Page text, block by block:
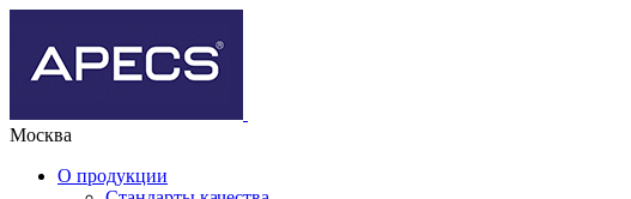
Москва
О продукции